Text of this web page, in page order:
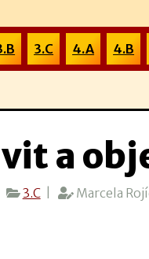
3.C 4.A 4.B
a
3.C| Marcela